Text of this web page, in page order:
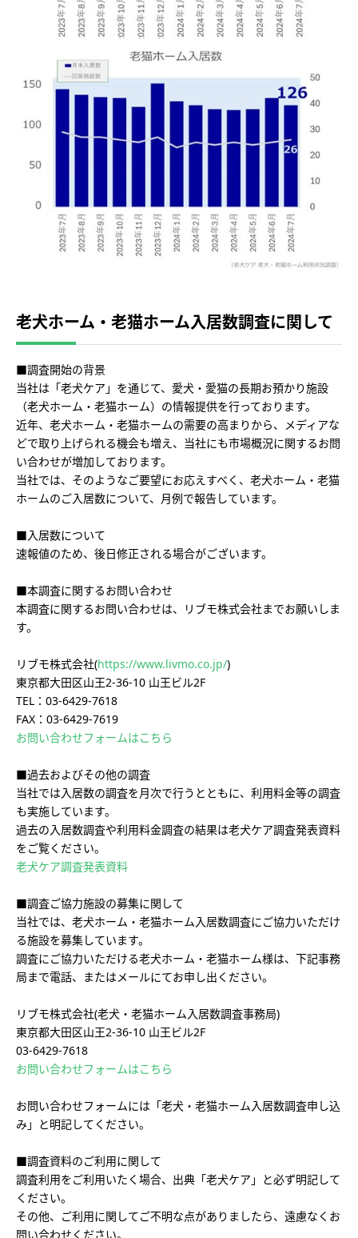
老犬ホーム・老猫ホーム入居数調査に関して
■調査開始の背景
当社は「老犬ケア」を通じて、愛犬・愛猫の長期お預かり施設
（老犬ホーム・老猫ホーム）の情報提供を行っております。
近年、老犬ホーム・老猫ホームの需要の高まりから、メディアな
どで取り上げられる機会も増え、当社にも市場概況に関するお問
い合わせが増加しております。
当社では、そのようなご要望にお応えすべく、老犬ホーム・老猫
ホームのご入居数について、月例で報告しています。
■入居数について
速報値のため、後日修正される場合がございます。
■本調査に関するお問い合わせ
本調査に関するお問い合わせは、リブモ株式会社までお願いしま
す。
リブモ株式会社(https://www.livmo.co.jp/)
東京都大田区山王2-36-10 山王ビル2F
TEL：03-6429-7618
FAX：03-6429-7619
お問い合わせフォームはこちら
■過去およびその他の調査
当社では入居数の調査を月次で行うとともに、利用料金等の調査
も実施しています。
過去の入居数調査や利用料金調査の結果は老犬ケア調査発表資料
をご覧ください。
老犬ケア調査発表資料
■調査ご協力施設の募集に関して
当社では、老犬ホーム・老猫ホーム入居数調査にご協力いただけ
る施設を募集しています。
調査にご協力いただける老犬ホーム・老猫ホーム様は、下記事務
局まで電話、またはメールにてお申し出ください。
リブモ株式会社(老犬・老猫ホーム入居数調査事務局)
東京都大田区山王2-36-10 山王ビル2F
03-6429-7618
お問い合わせフォームはこちら
お問い合わせフォームには「老犬・老猫ホーム入居数調査申し込
み」と明記してください。
■調査資料のご利用に関して
調査利用をご利用いたく場合、出典「老犬ケア」と必ず明記して
ください。
その他、ご利用に関してご不明な点がありましたら、遠慮なくお
問い合わせください。